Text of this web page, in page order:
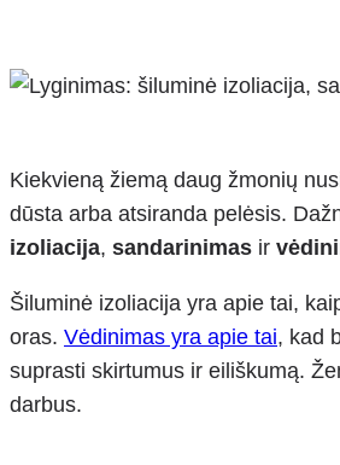
Kiekvieną žiemą daug žmonių
dūsta arba atsiranda pelėsis.
izoliacija, sandarinimas ir
Šiluminė izoliacija yra apie tai,
oras. Vėdinimas yra apie tai, kad
suprasti skirtumus ir eiliškumą.
darbus.